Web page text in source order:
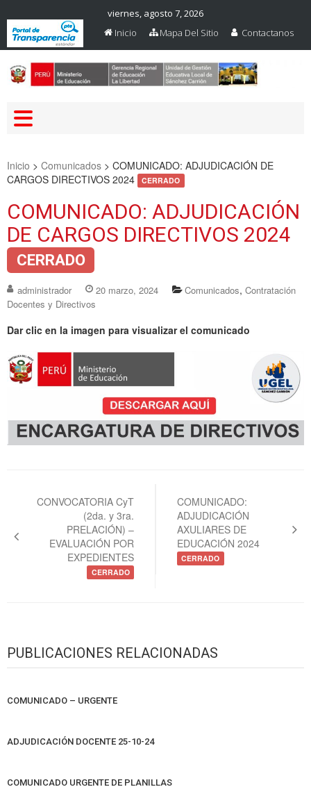
viernes, agosto 7, 2026
Inicio
Mapa Del Sitio Contactanos
Inicio > Comunicados > COMUNICADO: ADJUDICACIÓN DE
CARGOS DIRECTIVOS 2024
CERRADO
COMUNICADO: ADJUDICACIÓN
DE CARGOS DIRECTIVOS 2024
CERRADO
administrador 20 marzo, 2024 Comunicados, Contratación
Docentes y Directivos
Dar clic en la imagen para visualizar el comunicado
entradas
CONVOCATORIA CyT
(2da. y 3ra.
PRELACIÓN) –
EVALUACIÓN POR
EXPEDIENTES
CERRADO
COMUNICADO:
ADJUDICACIÓN
AXULIARES DE
EDUCACIÓN 2024
CERRADO
PUBLICACIONES RELACIONADAS
COMUNICADO – URGENTE
ADJUDICACIÓN DOCENTE 25-10-24
COMUNICADO URGENTE DE PLANILLAS